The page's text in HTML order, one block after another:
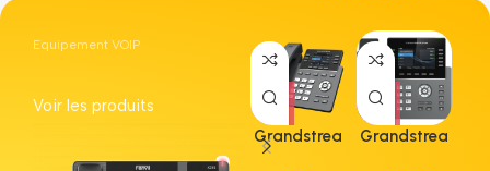
Equipement VOIP
Voir les produits
Grandstrea
m GRP2613
Grandstrea